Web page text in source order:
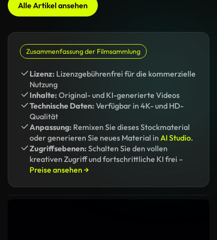
Alle Artikel ansehen
Zusammenfassung der Filmsammlung
Lizenz: Lizenzgebührenfrei für die kommerzielle
Nutzung
Inhalte: Original- und KI-generierte Videos
Technische Daten: Verfügbar in 4K- und HD-
Qualität
Anpassung: Remixen Sie dieses Stockmaterial
oder generieren Sie neues Material in AI Studio.
Zugriffsebenen: Schalten Sie den vollen
kreativen Zugriff und fortschrittliche KI frei –
Preise ansehen →